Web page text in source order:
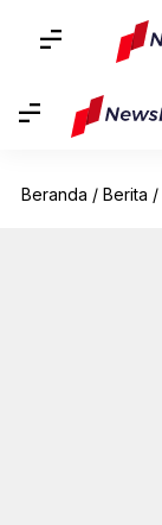
Beranda / Berita /